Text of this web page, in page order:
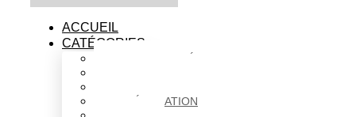
ACCUEIL
CATÉGORIES
ÉDUCATION